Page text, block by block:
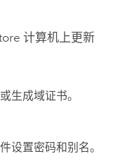
计算机上更新
生成域证书。
设置密码和别名。